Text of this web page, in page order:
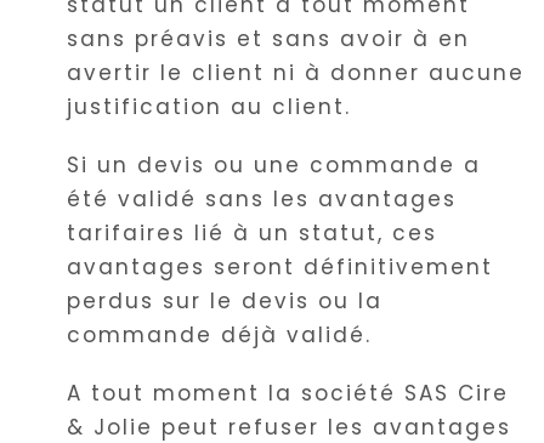
sans préavis et sans avoir à en
avertir le client ni à donner aucune
justification au client.
Si un devis ou une commande a
été validé sans les avantages
tarifaires lié à un statut, ces
avantages seront définitivement
perdus sur le devis ou la
commande déjà validé.
A tout moment la société SAS Cire
& Jolie peut refuser les avantages